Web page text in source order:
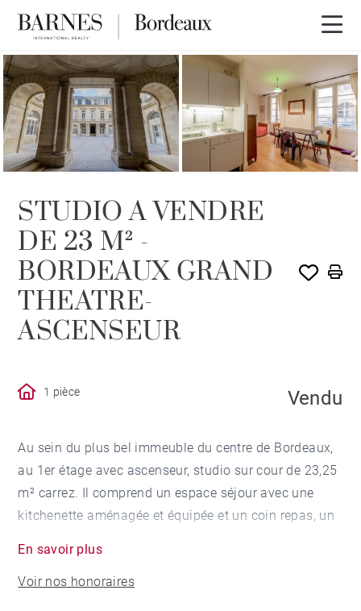
VENDU PAR BARNES
STUDIO A VENDRE
DE 23 M² -
BORDEAUX GRAND
THEATRE-
ASCENSEUR
1 pièce Vendu
Au sein du plus bel immeuble du centre de Bordeaux,
au 1er étage avec ascenseur, studio sur cour de 23,25
m² carrez. Il comprend un espace séjour avec une
kitchenette aménagée et équipée et un coin repas, un
En savoir plus
Voir nos honoraires